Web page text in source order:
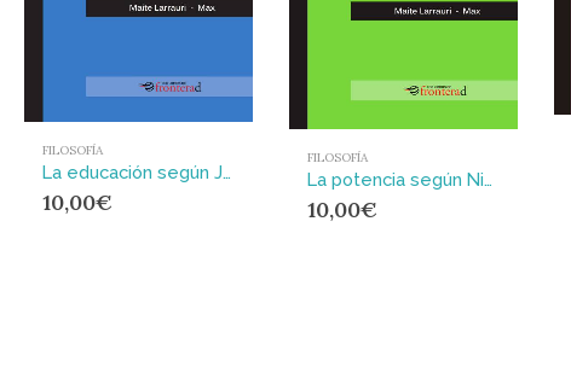
FILOSOFÍA
La educación según John Dewey
10,00€
FILOSOFÍA
La potencia según Nietzsche
10,00€